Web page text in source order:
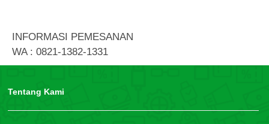
INFORMASI PEMESANAN
WA : 0821-1382-1331
Tentang Kami